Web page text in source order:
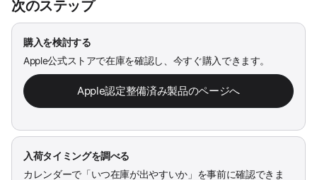
次のステップ
購入を検討する
Apple公式ストアで在庫を確認し、今すぐ購入できます。
Apple認定整備済み製品のページへ
入荷タイミングを調べる
カレンダーで「いつ在庫が出やすいか」を事前に確認できま